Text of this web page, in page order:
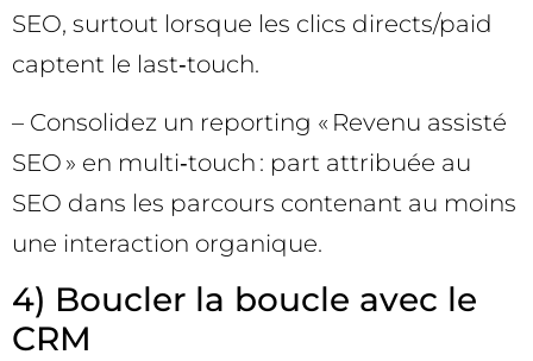
SEO, surtout lorsque les clics directs/paid
captent le last‑touch.
– Consolidez un reporting « Revenu assisté
SEO » en multi‑touch : part attribuée au
SEO dans les parcours contenant au moins
une interaction organique.
4) Boucler la boucle avec le
CRM